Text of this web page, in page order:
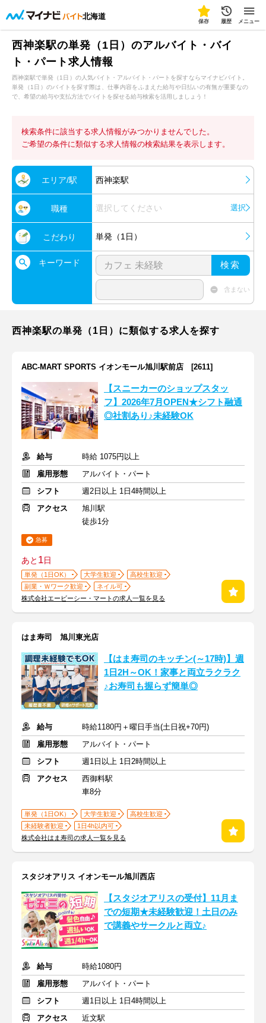
北海道
保存 履歴 メニュー
西神楽駅の単発（1日）のアルバイト・バイ
ト・パート求人情報
西神楽駅で単発（1日）の人気バイト・アルバイト・パートを探すならマイナビバイト。
単発（1日）のバイトを探す際は、仕事内容をふまえた給与や日払いの有無が重要なの
で、希望の給与や支払方法でバイトを探せる給与検索を活用しましょう！
検索条件に該当する求人情報がみつかりませんでした。
ご希望の条件に類似する求人情報の検索結果を表示します。
エリア/駅 西神楽駅
職種 選択してください 選択
こだわり 単発（1日）
キーワード 検索
含まない
西神楽駅の単発（1日）に類似する求人を探す
ABC-MART SPORTS イオンモール旭川駅前店 [2611]
【スニーカーのショップスタッ
フ】2026年7月OPEN★シフト融通
◎社割あり♪未経験OK
給与
時給 1075円以上
雇用形態
アルバイト・パート
シフト
週2日以上 1日4時間以上
アクセス
旭川駅
徒歩1分
急募
あと 1日
単発（1日OK） 大学生歓迎
高校生歓迎
副業・Ｗワーク歓迎
ネイル可
株式会社エービーシー・マートの求人一覧を見る
はま寿司 旭川東光店
【はま寿司のキッチン(～17時)】週
1日2H～OK！家事と両立ラクラク
♪お寿司も握らず簡単◎
給与
時給1180円＋曜日手当(土日祝+70円)
雇用形態
アルバイト・パート
シフト
週1日以上 1日2時間以上
アクセス
西御料駅
車8分
単発（1日OK） 大学生歓迎
高校生歓迎
未経験者歓迎
1日4h以内可
株式会社はま寿司の求人一覧を見る
スタジオアリス イオンモール旭川西店
【スタジオアリスの受付】11月ま
での短期★未経験歓迎！土日のみ
で講義やサークルと両立♪
給与
時給1080円
雇用形態
アルバイト・パート
シフト
週1日以上 1日4時間以上
アクセス
近文駅